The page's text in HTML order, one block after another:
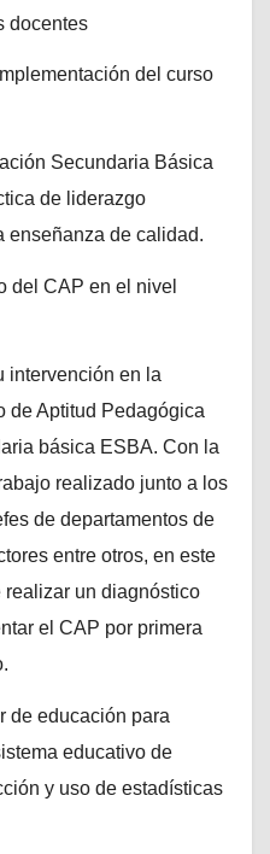
docentes
del curso
Secundaria Básica
de liderazgo
enseñanza de calidad.
CAP en el nivel
intervención en la
de Aptitud Pedagógica
básica ESBA. Con la
realizado junto a los
de departamentos de
entre otros, en este
un diagnóstico
el CAP por primera
de educación para
educativo de
y uso de estadísticas